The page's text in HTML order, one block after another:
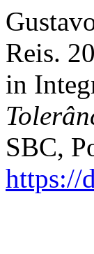
Reis.
in
SBC,
https://